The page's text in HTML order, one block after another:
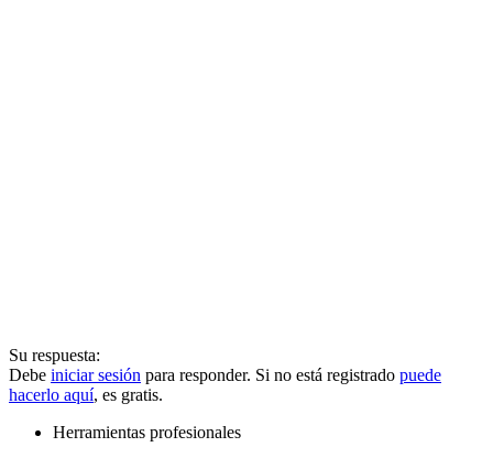
Su respuesta:
Debe iniciar sesión para responder. Si no está registrado puede
hacerlo aquí, es gratis.
Herramientas profesionales